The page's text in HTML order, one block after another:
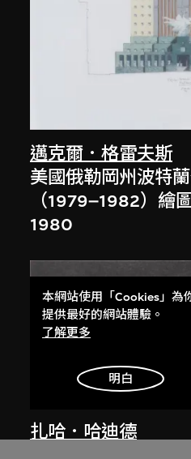
邁克爾．格雷夫斯
美國俄勒岡州波特
（1979–1982）繪圖
1980
扎哈．哈迪德
本網站使用「Cookies」為
提供最好的網站體驗。
了解更多
明白